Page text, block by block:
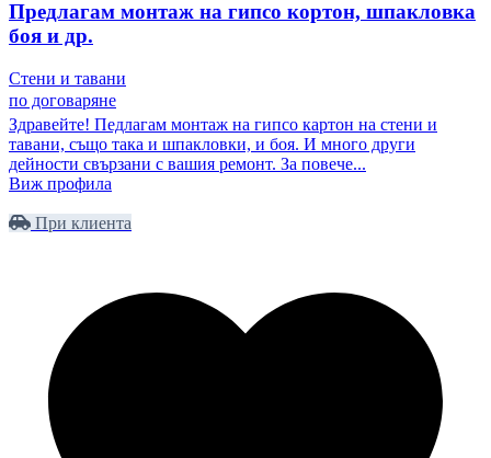
Предлагам монтаж на гипсо кортон, шпакловка
боя и др.
Стени и тавани
по договаряне
Здравейте! Педлагам монтаж на гипсо картон на стени и
тавани, също така и шпакловки, и боя. И много други
дейности свързани с вашия ремонт. За повече...
Виж профила
При клиента